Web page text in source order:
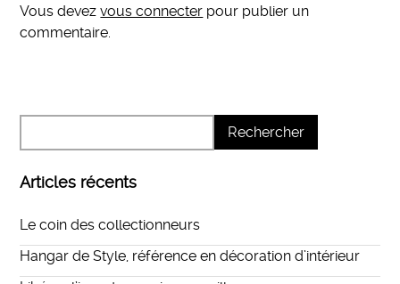
Vous devezvous connecter pour publier un
commentaire.
Articles récents
Le coin des collectionneurs
Hangar de Style, référence en décoration d’intérieur